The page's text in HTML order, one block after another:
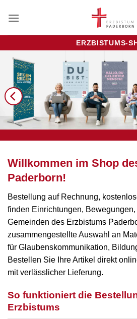
Inhalt
ERZBISTUMS-
Willkommen im Shop
Paderborn!
Bestellung auf Rechnung,
finden Einrichtungen, Bewegungen,
Gemeinden des Erzbistums
zusammengestellte Auswahl an
für Glaubenskommunikation,
Bestellen Sie Ihre Artikel direkt
mit verlässlicher Lieferung.
So funktioniert die
Erzbistums